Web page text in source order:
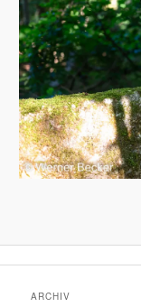
ARCHIV